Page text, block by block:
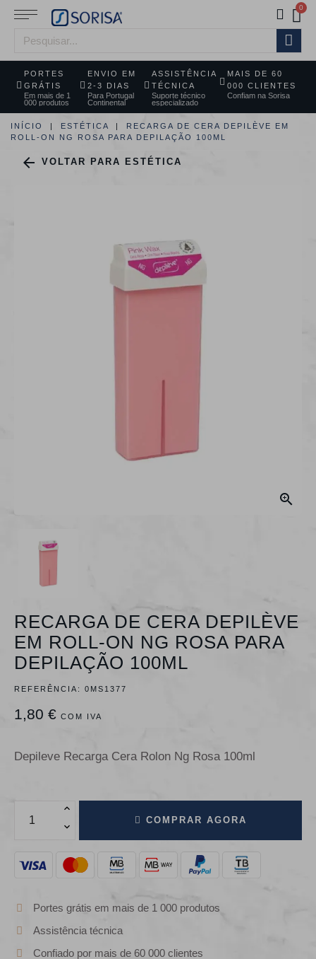
PORTES
GRÁTIS
Em mais de 1
000 produtos
ENVIO EM
2-3 DIAS
Para Portugal
Continental
ASSISTÊNCIA
TÉCNICA
Suporte técnico
especializado
MAIS DE 60
000 CLIENTES
Confiam na Sorisa
INÍCIO ESTÉTICA
RECARGA DE CERA DEPILÈVE EM
ROLL-ON NG ROSA PARA DEPILAÇÃO 100ML
 VOLTAR PARA ESTÉTICA

RECARGA DE CERA DEPILÈVE
EM ROLL-ON NG ROSA PARA
DEPILAÇÃO 100ML
REFERÊNCIA: 0MS1377
1,80 € COM IVA
Depileve Recarga Cera Rolon Ng Rosa 100ml
COMPRAR AGORA
Portes grátis em mais de 1 000 produtos
Assistência técnica
Confiado por mais de 60 000 clientes